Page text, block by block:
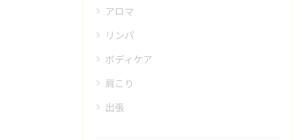
アロマ
リンパ
ボディケア
肩こり
出張